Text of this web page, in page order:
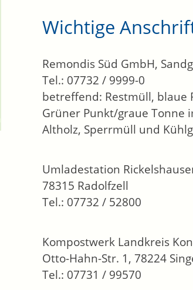
Wichtige
Remondis Süd GmbH,
Tel.: 07732 / 9999-0
betreffend: Restmüll, blaue
Grüner Punkt/graue Tonne
Altholz, Sperrmüll und
Umladestation
78315 Radolfzell
Tel.: 07732 / 52800
Kompostwerk Landkreis
Otto-Hahn-Str. 1, 78224
Tel.: 07731 / 99570